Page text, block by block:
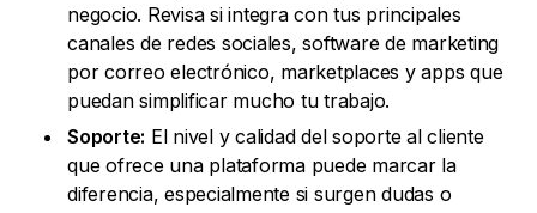
negocio. Revisa si integra con tus principales
canales de redes sociales, software de marketing
por correo electrónico, marketplaces y apps que
puedan simplificar mucho tu trabajo.
Soporte: El nivel y calidad del soporte al cliente
que ofrece una plataforma puede marcar la
diferencia, especialmente si surgen dudas o